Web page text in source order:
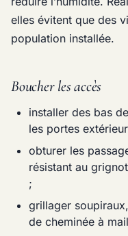
elles évitent que des
population installée.
Boucher les accès
installer des bas
les portes
obturer les
résistant au
;
grillager
de cheminée à